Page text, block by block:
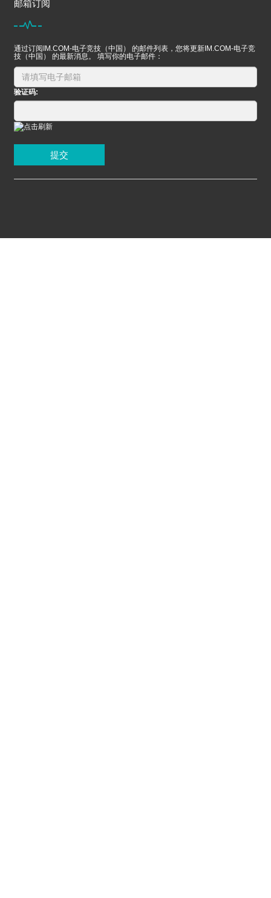
邮箱订阅
通过订阅IM.COM-电子竞技（中国） 的邮件列表，您将更新IM.COM-电子竞
技（中国） 的最新消息。 填写你的电子邮件：
验证码:
提交